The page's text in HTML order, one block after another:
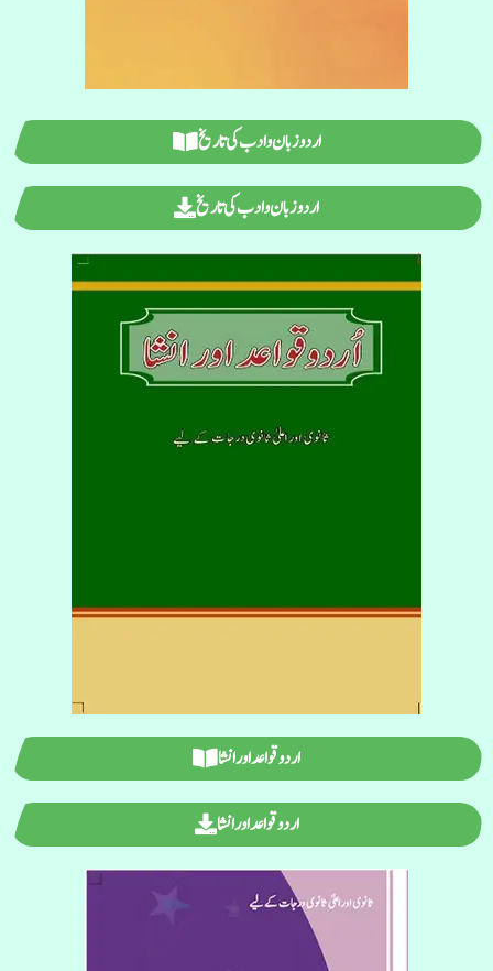
اردو زبان و ادب کی تاریخ
اردو زبان و ادب کی تاریخ
اردو قواعد اور انشا
اردو قواعد اور انشا